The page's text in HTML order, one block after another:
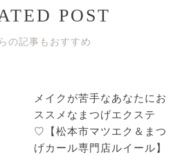
POST
の記事もおすすめ
メイクが苦手なあなたにお
ススメなまつげエクステ
♡【松本市マツエク＆まつ
げカール専門店ルイール】